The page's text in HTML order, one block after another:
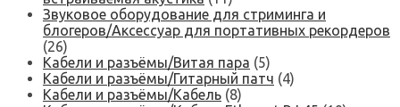
Звуковое оборудование для стриминга и
блогеров/Аксессуар для портативных рекордеров
(26)
Кабели и разъёмы/Витая пара (5)
Кабели и разъёмы/Гитарный патч (4)
Кабели и разъёмы/Кабель (8)